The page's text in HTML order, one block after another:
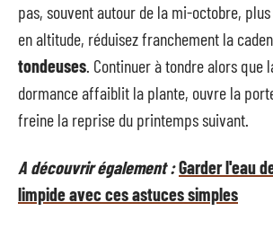
pas, souvent autour de la mi-octobre,
en altitude, réduisez franchement la
tondeuses. Continuer à tondre alors que
dormance affaiblit la plante, ouvre la
freine la reprise du printemps suivant.
A découvrir également :Garder l'eau
limpide avec ces astuces simples